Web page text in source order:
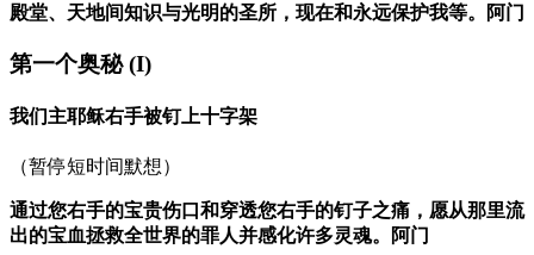
殿堂、天地间知识与光明的圣所，现在和永远保护我等。阿门
第一个奥秘(I)
我们主耶稣右手被钉上十字架
（暂停短时间默想）
通过您右手的宝贵伤口和穿透您右手的钉子之痛，愿从那里流
出的宝血拯救全世界的罪人并感化许多灵魂。阿门